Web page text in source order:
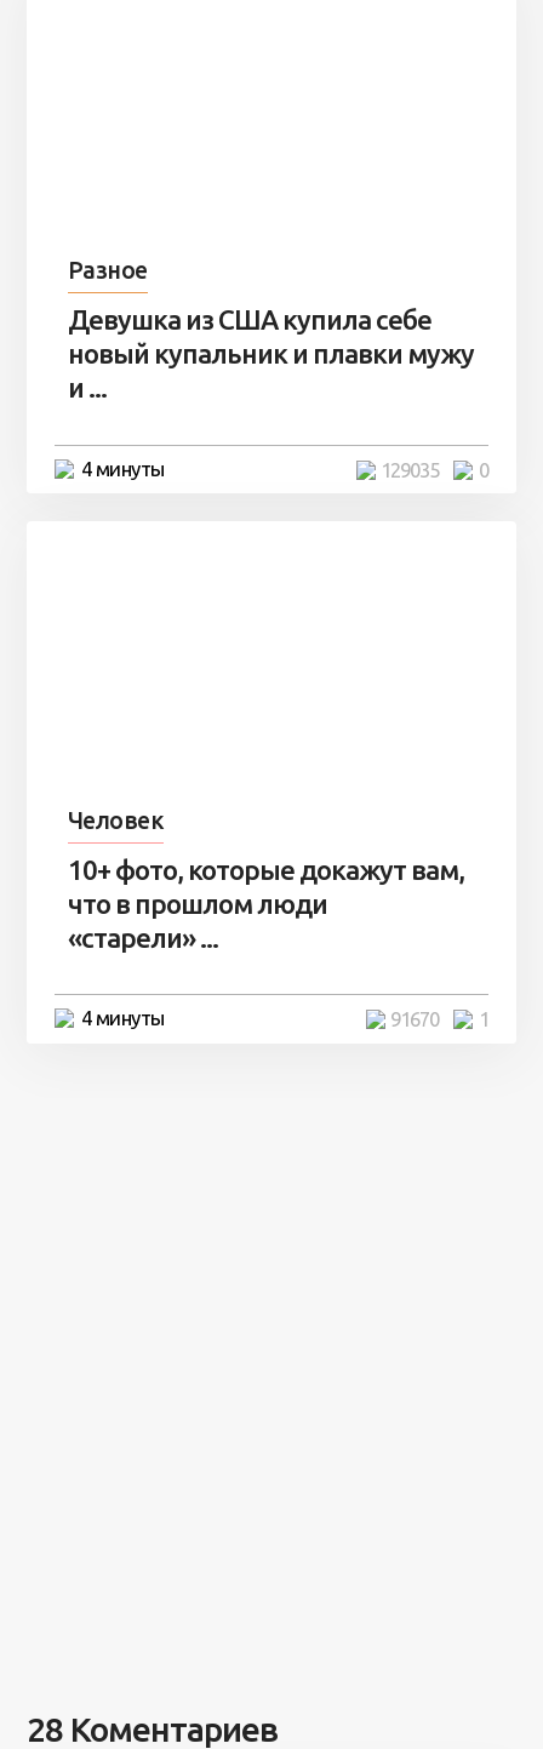
Разное
Девушка из США купила себе
новый купальник и плавки мужу
и ...
4 минуты 0
129035
Человек
10+ фото, которые докажут вам,
что в прошлом люди
«старели» ...
4 минуты 1
91670
28 Коментариев